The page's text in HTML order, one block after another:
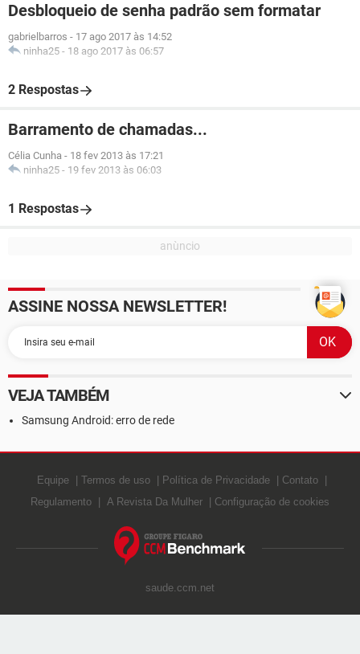
Desbloqueio de senha padrão sem formatar
gabrielbarros - 17 ago 2017 às 14:52
ninha25 - 18 ago 2017 às 06:57
2 Respostas
Barramento de chamadas...
Célia Cunha - 18 fev 2013 às 17:21
ninha25 - 19 fev 2013 às 06:03
1 Respostas
ASSINE NOSSA NEWSLETTER!
VEJA TAMBÉM
Samsung Android: erro de rede
Equipe Termos de uso Política de Privacidade
Contato
Regulamento
A Revista Da Mulher Configuração de cookies
saude.ccm.net